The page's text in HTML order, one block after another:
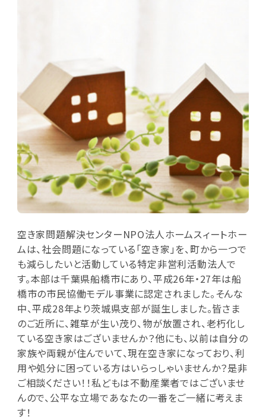
空き家問題解決センターNPO法人ホームスィートホー
ムは、社会問題になっている「空き家」を、町から一つで
も減らしたいと活動している特定非営利活動法人で
す。本部は千葉県船橋市にあり、平成26年・27年は船
橋市の市民協働モデル事業に認定されました。そんな
中、平成28年より茨城県支部が誕生しました。皆さま
のご近所に、雑草が生い茂り、物が放置され、老朽化し
ている空き家はございませんか？他にも、以前は自分の
家族や両親が住んでいて、現在空き家になっており、利
用や処分に困っている方はいらっしゃいませんか？是非
ご相談ください！！私どもは不動産業者ではございませ
んので、公平な立場であなたの一番をご一緒に考えま
す！